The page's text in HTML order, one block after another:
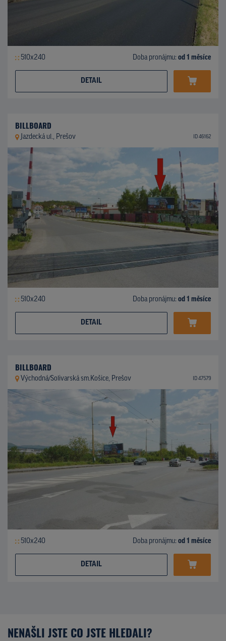
510x240 Doba pronájmu: od 1 měsíce
DETAIL
BILLBOARD
Jazdecká ul., Prešov ID 46162
510x240 Doba pronájmu: od 1 měsíce
DETAIL
BILLBOARD
Východná/Solivarská sm.Košice, Prešov ID 47579
510x240 Doba pronájmu: od 1 měsíce
DETAIL
NENAŠLI JSTE CO JSTE HLEDALI?